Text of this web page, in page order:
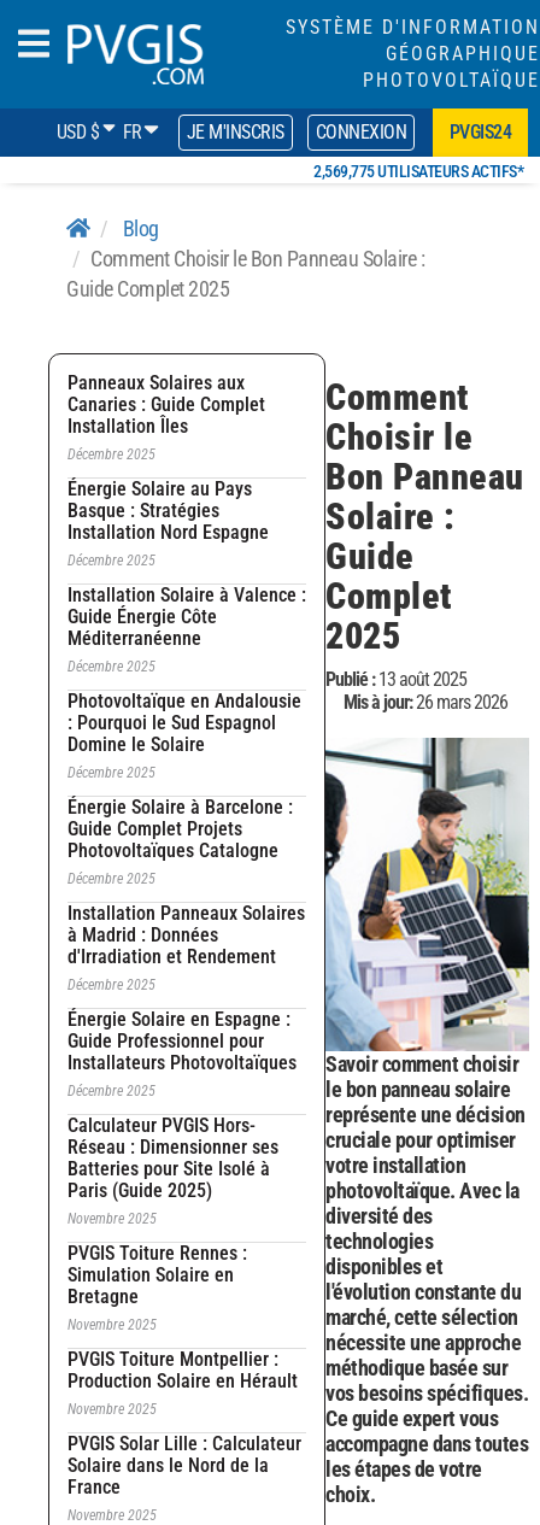
SYSTÈME D'INFORMATION
GÉOGRAPHIQUE
PHOTOVOLTAÏQUE
USD $ FR JE M'INSCRIS CONNEXION PVGIS24
2,569,775 UTILISATEURS ACTIFS*
Blog
Comment Choisir le Bon Panneau Solaire :
Guide Complet 2025
Panneaux Solaires aux
Canaries : Guide Complet
Installation Îles
Décembre 2025
Énergie Solaire au Pays
Basque : Stratégies
Installation Nord Espagne
Décembre 2025
Installation Solaire à Valence :
Guide Énergie Côte
Méditerranéenne
Décembre 2025
Photovoltaïque en Andalousie
: Pourquoi le Sud Espagnol
Domine le Solaire
Décembre 2025
Énergie Solaire à Barcelone :
Guide Complet Projets
Photovoltaïques Catalogne
Décembre 2025
Installation Panneaux Solaires
à Madrid : Données
d'Irradiation et Rendement
Décembre 2025
Énergie Solaire en Espagne :
Guide Professionnel pour
Installateurs Photovoltaïques
Décembre 2025
Calculateur PVGIS Hors-
Réseau : Dimensionner ses
Batteries pour Site Isolé à
Paris (Guide 2025)
Novembre 2025
PVGIS Toiture Rennes :
Simulation Solaire en
Bretagne
Novembre 2025
PVGIS Toiture Montpellier :
Production Solaire en Hérault
Novembre 2025
PVGIS Solar Lille : Calculateur
Solaire dans le Nord de la
France
Novembre 2025
Comment
Choisir le
Bon Panneau
Solaire :
Guide
Complet
2025
Publié : 13 août 2025
Mis à jour:26 mars 2026
Savoircomment choisir
le bon panneau solaire
représente une décision
cruciale pour optimiser
votre installation
photovoltaïque. Avec la
diversité des
technologies
disponibles et
l'évolution constante du
marché, cette sélection
nécessite une approche
méthodique basée sur
vos besoins spécifiques.
Ce guide expert vous
accompagne dans toutes
les étapes de votre
choix.